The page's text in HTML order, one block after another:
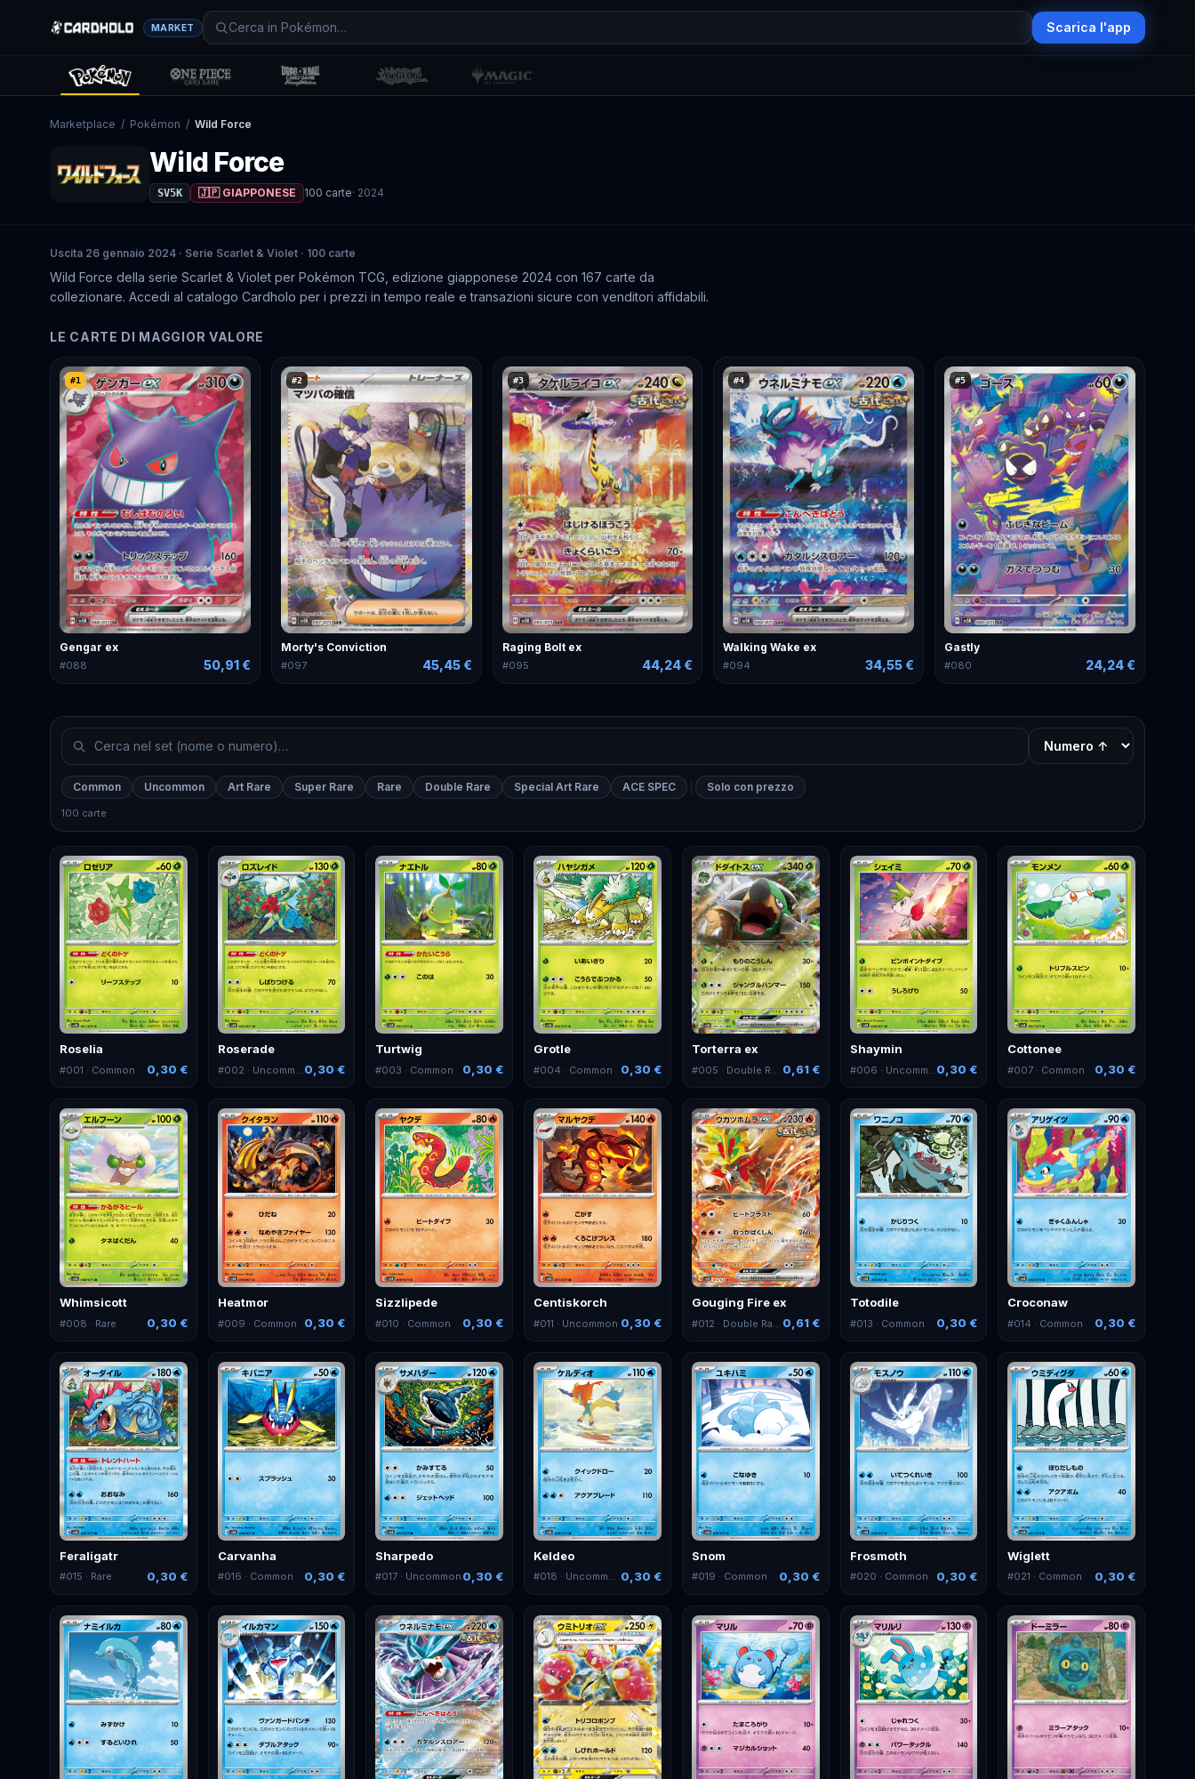
MARKET Scarica l'app
Marketplace / Pokémon / Wild Force
Wild Force
SV5K 🇯🇵 GIAPPONESE 100 carte· 2024
Uscita 26 gennaio 2024 · Serie Scarlet & Violet · 100 carte
Wild Force della serie Scarlet & Violet per Pokémon TCG, edizione giapponese 2024 con 167 carte da
collezionare. Accedi al catalogo Cardholo per i prezzi in tempo reale e transazioni sicure con venditori affidabili.
LE CARTE DI MAGGIOR VALORE
#1
Gengar ex
#088 50,91 €
#2
Morty's Conviction
#097 45,45 €
#3
Raging Bolt ex
#095 44,24 €
#4
Walking Wake ex
#094 34,55 €
#5
Gastly
#080 24,24 €
Common Uncommon Art Rare Super Rare Rare Double Rare Special Art Rare ACE SPEC Solo con prezzo
100 carte
Roselia
#001 · Common 0,30 €
Roserade
#002 · Uncommon 0,30 €
Turtwig
#003 · Common 0,30 €
Grotle
#004 · Common 0,30 €
Torterra ex
#005 · Double Rare 0,61 €
Shaymin
#006 · Uncommon 0,30 €
Cottonee
#007 · Common 0,30 €
Whimsicott
#008 · Rare 0,30 €
Heatmor
#009 · Common 0,30 €
Sizzlipede
#010 · Common 0,30 €
Centiskorch
#011 · Uncommon 0,30 €
Gouging Fire ex
#012 · Double Rare 0,61 €
Totodile
#013 · Common 0,30 €
Croconaw
#014 · Common 0,30 €
Feraligatr
#015 · Rare 0,30 €
Carvanha
#016 · Common 0,30 €
Sharpedo
#017 · Uncommon 0,30 €
Keldeo
#018 · Uncommon 0,30 €
Snom
#019 · Common 0,30 €
Frosmoth
#020 · Common 0,30 €
Wiglett
#021 · Common 0,30 €